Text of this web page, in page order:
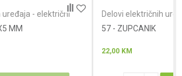
uređaja - električni
MM
Delovi električnih
57 - ZUPCANIK
22,00 KM